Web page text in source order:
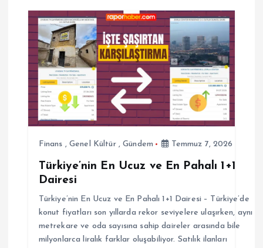
e
z
n
m
Finans ,Genel Kültür,Gündem Temmuz 7, 2026
Türkiye’nin En Ucuz ve En Pahalı 1+1
Dairesi
Türkiye’nin En Ucuz ve En Pahalı 1+1 Dairesi – Türkiye’de
konut fiyatları son yıllarda rekor seviyelere ulaşırken, aynı
metrekare ve oda sayısına sahip daireler arasında bile
milyonlarca liralık farklar oluşabiliyor. Satılık ilanları